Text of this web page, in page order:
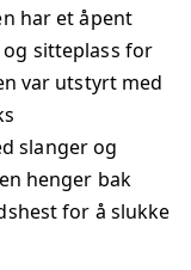
har et åpent
sitteplass for
var utstyrt med
slanger og
henger bak
for å slukke